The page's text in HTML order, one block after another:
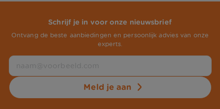
Schrijf je in voor onze nieuwsbrief
Ontvang de beste aanbiedingen en persoonlijk advies van onze
experts.
Meld je aan